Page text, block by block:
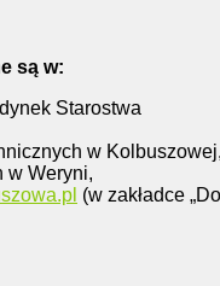
są w:
Starostwa
w Kolbuszowej,
w Weryni,
(w zakładce „Do